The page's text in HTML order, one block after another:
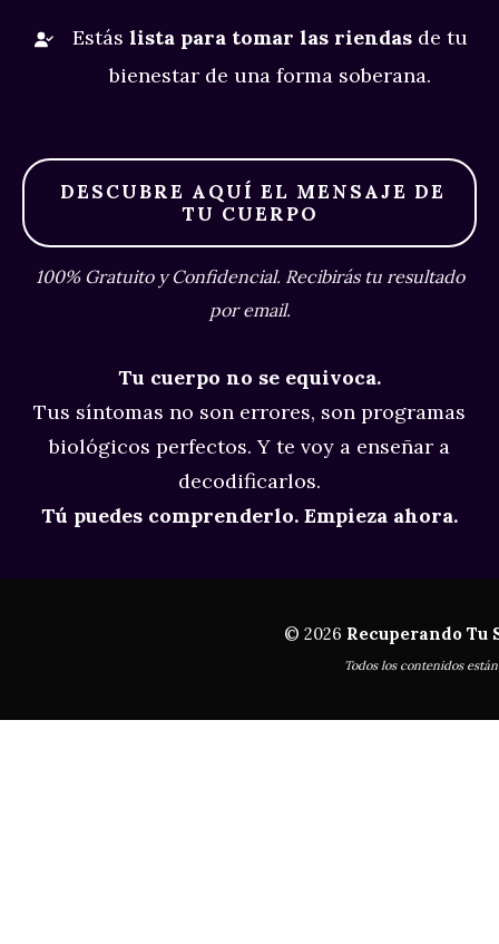
Estás lista para tomar las riendas de tu
bienestar de una forma soberana.
DESCUBRE AQUÍ EL MENSAJE DE
TU CUERPO
100% Gratuito y Confidencial. Recibirás tu resultado
por email.
Tu cuerpo no se equivoca.
Tus síntomas no son errores, son programas
biológicos perfectos. Y te voy a enseñar a
decodificarlos.
Tú puedes comprenderlo. Empieza ahora.
© 2026 Recuperando Tu
Todos los contenidos